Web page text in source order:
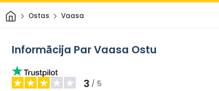
Sākums
Ostas Vaasa
Informācija Par Vaasa Ostu
3 / 5